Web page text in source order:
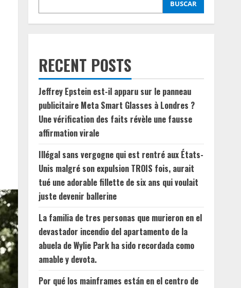
BUSCAR
RECENT POSTS
Jeffrey Epstein est-il apparu sur le panneau
publicitaire Meta Smart Glasses à Londres ?
Une vérification des faits révèle une fausse
affirmation virale
Illégal sans vergogne qui est rentré aux États-
Unis malgré son expulsion TROIS fois, aurait
tué une adorable fillette de six ans qui voulait
juste devenir ballerine
La familia de tres personas que murieron en el
devastador incendio del apartamento de la
abuela de Wylie Park ha sido recordada como
amable y devota.
Por qué los mainframes están en el centro de